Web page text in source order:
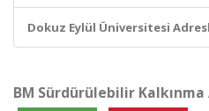
Dokuz Eylül Üniversitesi
BM Sürdürülebilir Kalkınma